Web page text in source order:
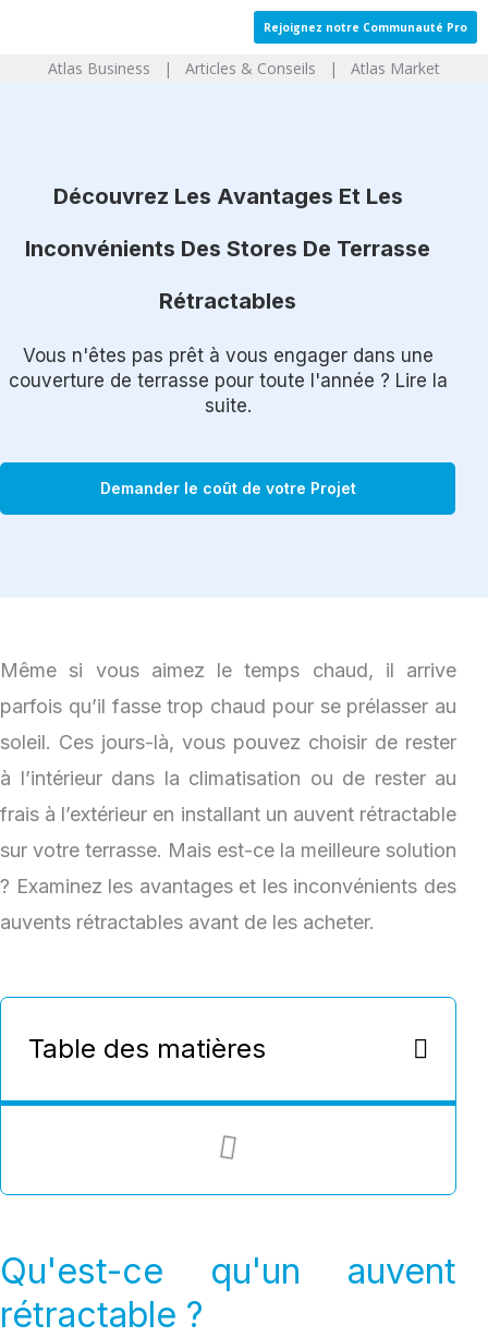
contenu
Rejoignez notre Communauté Pro
Atlas Business | Articles & Conseils | Atlas Market
Découvrez Les Avantages Et Les
Inconvénients Des Stores De Terrasse
Rétractables
Vous n'êtes pas prêt à vous engager dans une
couverture de terrasse pour toute l'année ? Lire la
suite.
Demander le coût de votre Projet
Même si vous aimez le temps chaud, il arrive
parfois qu’il fasse trop chaud pour se prélasser au
soleil. Ces jours-là, vous pouvez choisir de rester
à l’intérieur dans la climatisation ou de rester au
frais à l’extérieur en installant un auvent rétractable
sur votre terrasse. Mais est-ce la meilleure solution
? Examinez les avantages et les inconvénients des
auvents rétractables avant de les acheter.
Table des matières
Qu'est-ce qu'un auvent
rétractable ?